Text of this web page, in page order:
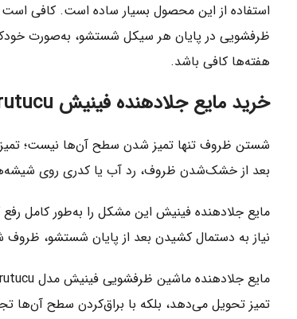
استفاده از این محصول بسیار ساده است. کافی
ظرفشویی در پایان هر سیکل شستشو، به‌صورت
هفته‌ها کافی باشد.
خرید مایع جلادهنده فینیش Parlatici & Kurutucu
شستن ظروف تنها تمیز شدن سطح آن‌ها نیست؛ تمیزی
بعد از خشک‌شدن ظروف، رد آب یا کدری روی شیشه‌ها
مایع جلادهنده فینیش این مشکل را به‌طور کامل
نیاز به دستمال کشیدن بعد از پایان شستشو، ظروف
تمیز تحویل می‌دهد، بلکه با براق‌کردن سطح آن‌ها